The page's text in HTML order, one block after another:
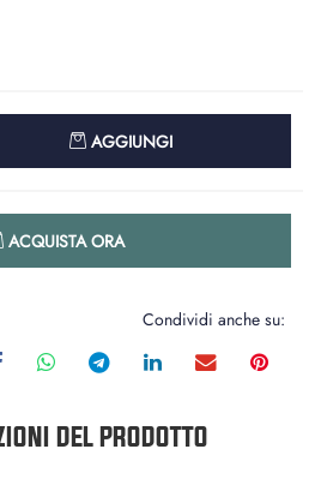
AGGIUNGI
ACQUISTA ORA
Condividi anche su:
DEL PRODOTTO